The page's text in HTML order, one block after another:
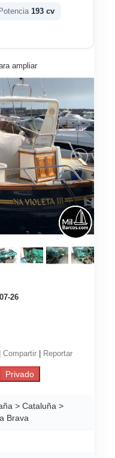
Potencia 193 cv
ampliar
26
Compartir Reportar
> Cataluña >
Brava